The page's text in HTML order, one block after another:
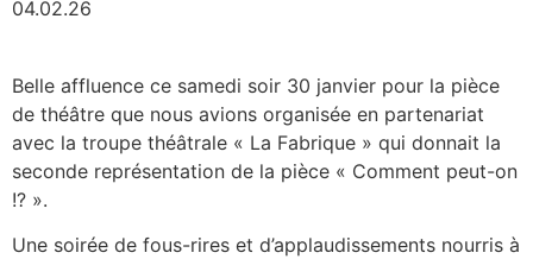
04.02.26
Belle affluence ce samedi soir 30 janvier pour la pièce
de théâtre que nous avions organisée en partenariat
avec la troupe théâtrale « La Fabrique » qui donnait la
seconde représentation de la pièce « Comment peut-on
!? ».
Une soirée de fous-rires et d’applaudissements nourris à